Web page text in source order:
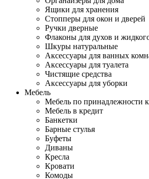
Ящики для хранения
Стопперы для окон и дверей
Ручки дверные
Флаконы для духов и
Шкуры натуральные
Аксессуары для ванных
Аксессуары для туалета
Чистящие средства
Аксессуары для уборки
Мебель
Мебель по принадлежности
Мебель в кредит
Банкетки
Барные стулья
Буфеты
Диваны
Кресла
Кровати
Комоды